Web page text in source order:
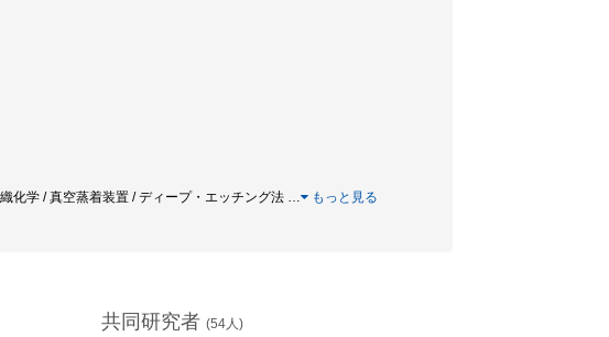
化学 / 真空蒸着装置 / ディープ・エッチング法 … もっと見る
共同研究者 (54人)